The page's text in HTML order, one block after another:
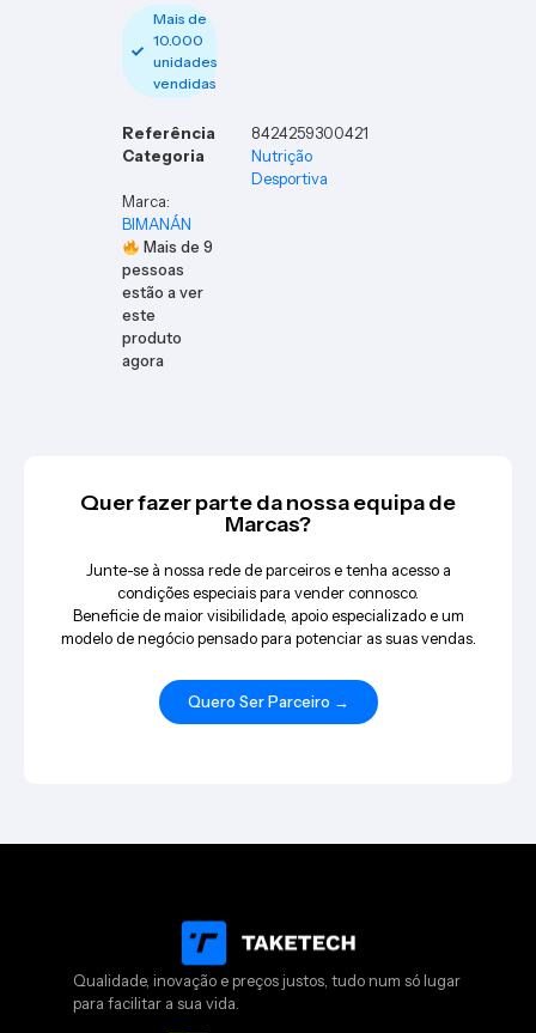
Mais de
10.000
unidades
vendidas
Referência
8424259300421
Categoria
Nutrição
Desportiva
Marca:
BIMANÁN
Mais de9
pessoas
estão a ver
este
produto
agora
Quer fazer parte da nossa equipa de
Marcas?
Junte-se à nossa rede de parceiros e tenha acesso a
condições especiais para vender connosco.
Beneficie de maior visibilidade, apoio especializado e um
modelo de negócio pensado para potenciar as suas vendas.
Quero Ser Parceiro →
Qualidade, inovação e preços justos, tudo num só lugar
para facilitar a sua vida.